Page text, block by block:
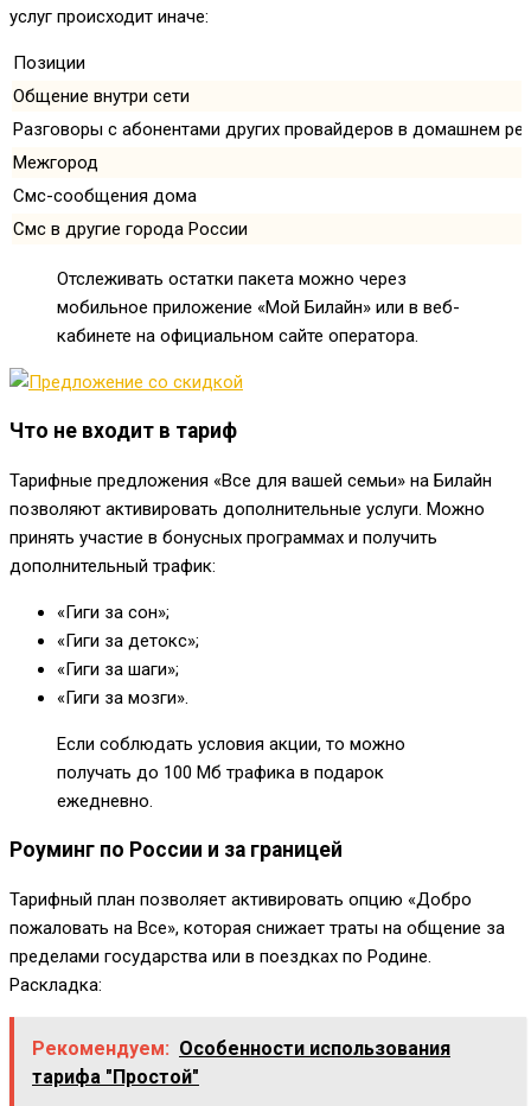
услуг происходит иначе:
Позиции
Общение внутри сети
Разговоры с абонентами других провайдеров в домашнем
Межгород
Смс-сообщения дома
Смс в другие города России
Отслеживать остатки пакета можно через
мобильное приложение «Мой Билайн» или в веб-
кабинете на официальном сайте оператора.
Что не входит в тариф
Тарифные предложения «Все для вашей семьи» на Билайн
позволяют активировать дополнительные услуги. Можно
принять участие в бонусных программах и получить
дополнительный трафик:
«Гиги за сон»;
«Гиги за детокс»;
«Гиги за шаги»;
«Гиги за мозги».
Если соблюдать условия акции, то можно
получать до 100 Мб трафика в подарок
ежедневно.
Роуминг по России и за границей
Тарифный план позволяет активировать опцию «Добро
пожаловать на Все», которая снижает траты на общение за
пределами государства или в поездках по Родине.
Раскладка:
Рекомендуем: Особенности использования
тарифа "Простой"